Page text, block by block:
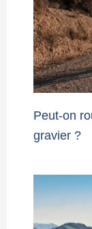
Peut-on
gravier ?